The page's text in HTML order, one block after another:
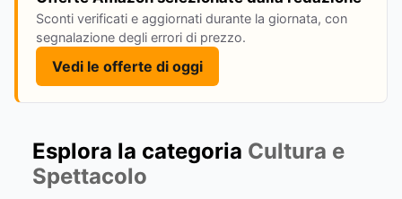
Sconti verificati e aggiornati durante la giornata, con
segnalazione degli errori di prezzo.
Vedi le offerte di oggi
Esplora la categoria Cultura e
Spettacolo